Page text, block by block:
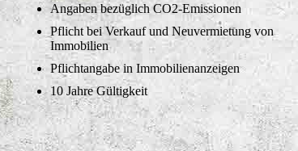
Angaben bezüglich CO2-Emissionen
Pflicht bei Verkauf und Neuvermietung von
Immobilien
Pflichtangabe in Immobilienanzeigen
10 Jahre Gültigkeit